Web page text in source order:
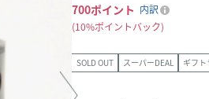
700ポイント 内訳
10%ポイントバック
SOLD OUT スーパーDEAL ギフ